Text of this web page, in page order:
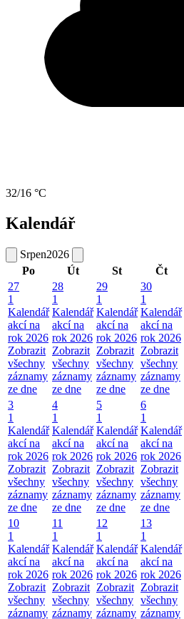
32/16 °C
Kalendář
Srpen2026
Po
Út St Čt
27
1
Kalendář
akcí na
rok 2026
Zobrazit
všechny
záznamy
ze dne
28
1
Kalendář
akcí na
rok 2026
Zobrazit
všechny
záznamy
ze dne
29
1
Kalendář
akcí na
rok 2026
Zobrazit
všechny
záznamy
ze dne
30
1
Kalendář
akcí na
rok 2026
Zobrazit
všechny
záznamy
ze dne
3
1
Kalendář
akcí na
rok 2026
Zobrazit
všechny
záznamy
ze dne
4
1
Kalendář
akcí na
rok 2026
Zobrazit
všechny
záznamy
ze dne
5
1
Kalendář
akcí na
rok 2026
Zobrazit
všechny
záznamy
ze dne
6
1
Kalendář
akcí na
rok 2026
Zobrazit
všechny
záznamy
ze dne
10
1
Kalendář
akcí na
rok 2026
Zobrazit
všechny
záznamy
11
1
Kalendář
akcí na
rok 2026
Zobrazit
všechny
záznamy
12
1
Kalendář
akcí na
rok 2026
Zobrazit
všechny
záznamy
13
1
Kalendář
akcí na
rok 2026
Zobrazit
všechny
záznamy